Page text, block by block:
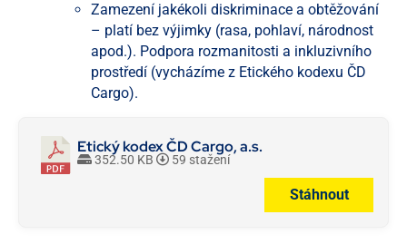
Zamezení jakékoli diskriminace a obtěžování
– platí bez výjimky (rasa, pohlaví, národnost
apod.). Podpora rozmanitosti a inkluzivního
prostředí (vycházíme z Etického kodexu ČD
Cargo).
Etický kodex ČD Cargo, a.s.
352.50 KB 59 stažení
Stáhnout